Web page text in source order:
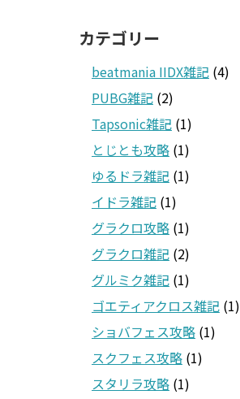
カテゴリー
beatmania IIDX雑記 (4)
PUBG雑記 (2)
Tapsonic雑記 (1)
とじとも攻略 (1)
ゆるドラ雑記 (1)
イドラ雑記 (1)
グラクロ攻略 (1)
グラクロ雑記 (2)
グルミク雑記 (1)
ゴエティアクロス雑記 (1)
ショバフェス攻略 (1)
スクフェス攻略 (1)
スタリラ攻略 (1)